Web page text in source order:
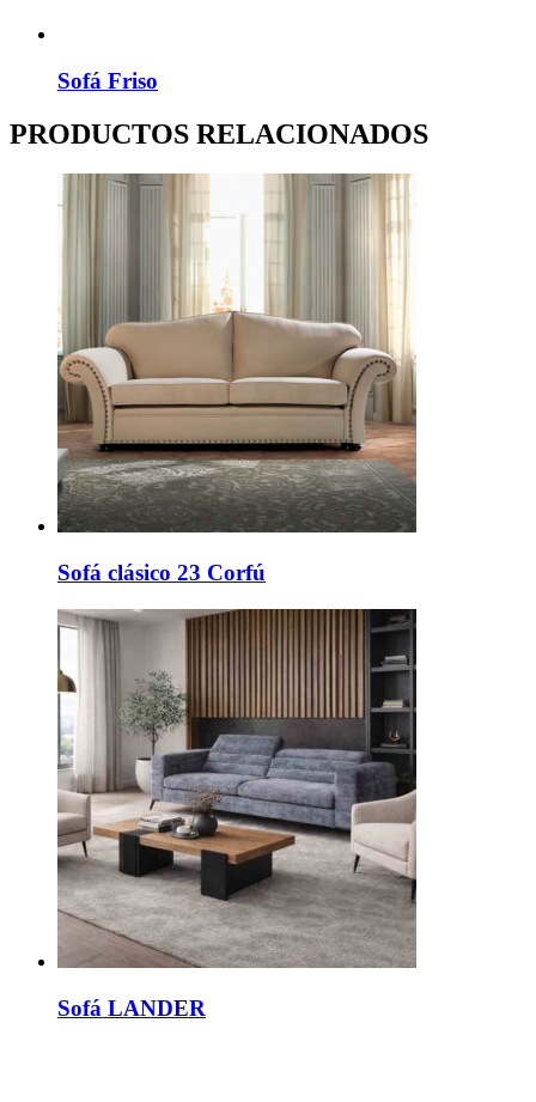
Sofá Friso
PRODUCTOS RELACIONADOS
Sofá clásico 23 Corfú
Sofá LANDER